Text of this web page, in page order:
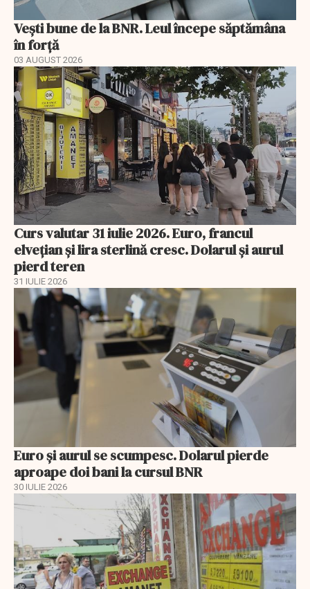
Vești bune de la BNR. Leul începe săptămâna
în forță
03 AUGUST 2026
Curs valutar 31 iulie 2026. Euro, francul
elvețian și lira sterlină cresc. Dolarul și aurul
pierd teren
31 IULIE 2026
Euro și aurul se scumpesc. Dolarul pierde
aproape doi bani la cursul BNR
30 IULIE 2026